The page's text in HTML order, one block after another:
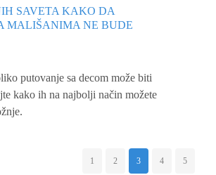
SAVETA KAKO DA
MALIŠANIMA NE BUDE
putovanje sa decom može biti
kako ih na najbolji način možete
1 2 3 4 5